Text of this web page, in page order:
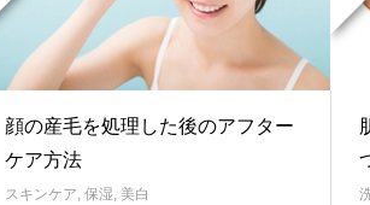
顔の産毛を処理した後のアフター
ケア方法
スキンケア, 保湿, 美白